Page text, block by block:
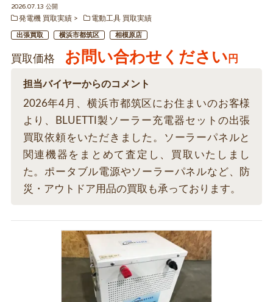
2026.07.13 公開
発電機 買取実績
電動工具 買取実績
出張買取 横浜市都筑区 相模原店
買取価格 お問い合わせください 円
担当バイヤーからのコメント
2026年4月、横浜市都筑区にお住まいのお客様
より、BLUETTI製ソーラー充電器セットの出張
買取依頼をいただきました。ソーラーパネルと
関連機器をまとめて査定し、買取いたしまし
た。ポータブル電源やソーラーパネルなど、防
災・アウトドア用品の買取も承っております。